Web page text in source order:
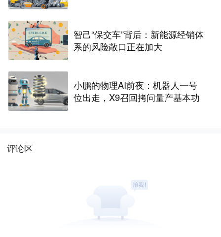
智己“保交车”背后：新能源经销体
系的风险敞口正在加大
小鹏的物理AI前夜：机器人一号
位出走，X9召回拷问量产基本功
评论区